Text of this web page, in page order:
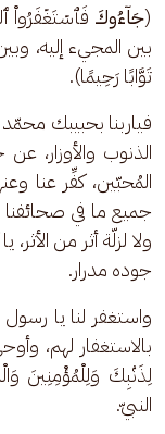
(جَاۤءُوكَ فَٱسۡتَغۡفَرُوا۟
بين المجيء إليه،
تَوَّابًا رَحِيمًا).
فياربنا بحبيبك محمّد
الذنوب والأوزار،
المُحبّين، كفِّر عنا
جميع ما في
ولا لزلّة أثر من
جوده مدرار.
واستغفر لنا يا
بالاستغفار لهم،
النبيّ.